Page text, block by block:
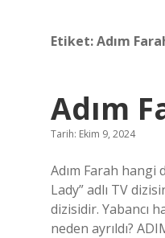
Etiket:Adım
Adım
Tarih: Ekim 9, 2024
Adım Farah hangi
Lady” adlı TV
dizisidir. Yabancı
neden ayrıldı?